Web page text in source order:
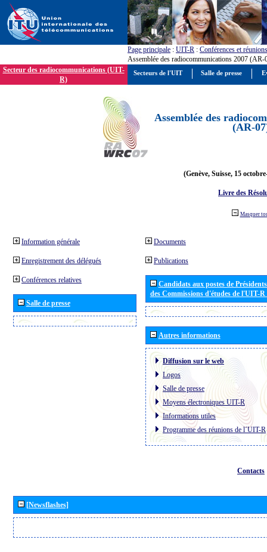
Page principale : UIT-R : Conférences et réunions
Assemblée des radiocommunications 2007 (AR-
Secteur des radiocommunications (UIT-
R)
Assemblée des
(AR-
(Genève, Suisse, 15
Livre des
Masquer
Information générale
Enregistrement des délégués
Conférences relatives
Salle de presse
Documents
Publications
Candidats aux postes de
des Commissions d'études de l'UIT-
Autres informations
Diffusion sur le web
Logos
Salle de presse
Moyens électroniques UIT-R
Informations utiles
Programme des réunions de l´UIT-R
Contacts
[Newsflashes]
Secteurs de l'UIT Salle de presse